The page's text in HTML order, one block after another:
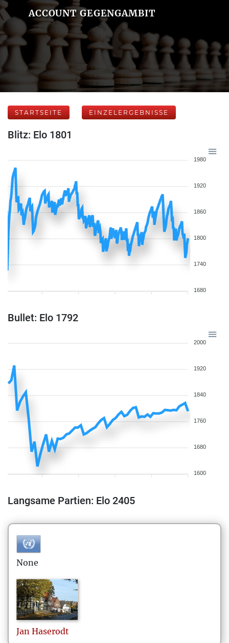
ACCOUNT GEGENGAMBIT
STARTSEITE EINZELERGEBNISSE
Blitz: Elo 1801
1980
1920
1860
1800
1740
1680
Bullet: Elo 1792
2000
1920
1840
1760
1680
1600
Langsame Partien: Elo 2405
None
Jan Haserodt